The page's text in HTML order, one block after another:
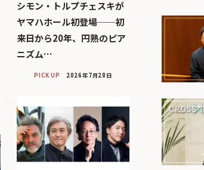
シモン・トルプチェスキが
ヤマハホール初登場──初
来日から20年、円熟のピア
ニズム…
PICK UP 2026年7月28日